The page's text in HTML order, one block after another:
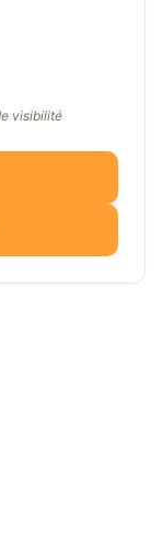
visibilité